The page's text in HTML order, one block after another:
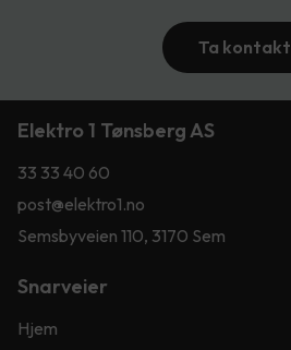
Ta kontakt
Elektro 1 Tønsberg AS
33 33 40 60
post@elektro1.no
Semsbyveien 110, 3170 Sem
Snarveier
Hjem